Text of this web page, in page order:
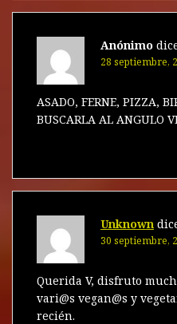
Anónimo
28 septiembre,
ASADO, FERNE, PIZZA,
BUSCARLA AL ANGULO
Unknown
30 septiembre,
Querida V, disfruto
vari@s vegan@s y
recién.